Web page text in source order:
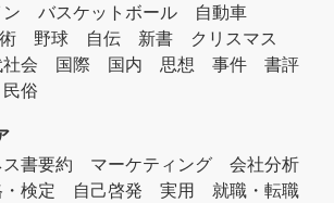
バスケットボール
自動車
野球 自伝 新書
クリスマス
会 国際 国内 思想 事件
書評
民俗
ス書要約 マーケティング
会社分析
検定 自己啓発 実用
就職・転職